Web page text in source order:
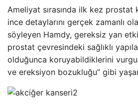
Ameliyat sırasında ilk kez prostat
ince detaylarını gerçek zamanlı
söyleyen Hamdy, gereksiz yan
prostat çevresindeki sağlıklı
olduğunca koruyabildiklerini
ve ereksiyon bozukluğu” gibi